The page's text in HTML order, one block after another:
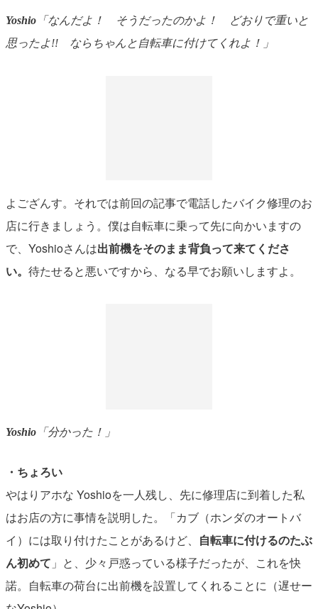
Yoshio「なんだよ！ そうだったのかよ！ どおりで重いと
思ったよ!! ならちゃんと自転車に付けてくれよ！」
よござんす。それでは前回の記事で電話したバイク修理のお
店に行きましょう。僕は自転車に乗って先に向かいますの
で、Yoshioさんは出前機をそのまま背負って来てくださ
い。 待たせると悪いですから、なる早でお願いしますよ。
Yoshio「分かった！」
・ちょろい
やはりアホな Yoshioを一人残し、先に修理店に到着した私
はお店の方に事情を説明した。「カブ（ホンダのオートバ
イ）には取り付けたことがあるけど、 自転車に付けるのたぶ
ん初めて 」と、少々戸惑っている様子だったが、これを快
諾。自転車の荷台に出前機を設置してくれることに（遅せー